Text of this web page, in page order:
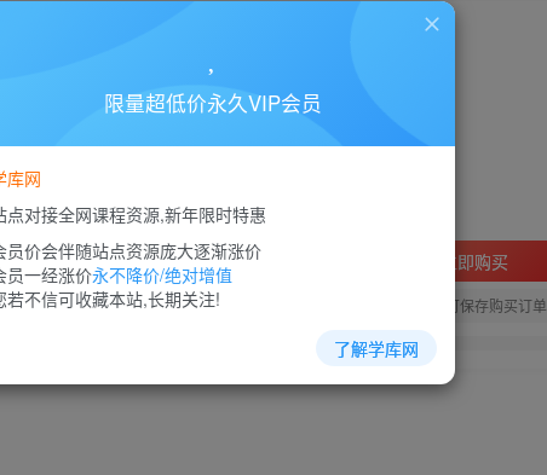
之作《站长小葫芦》全11集（售价688元）
费资源，请付费后查看
￥88
会员免费
立即购买
您当前未登录！建议登陆后购买，可保存购买订单
限量超低价永久VIP会员
库网
点对接全网课程资源,新年限时特惠
员价会伴随站点资源庞大逐渐涨价
员一经涨价永不降价/绝对增值
若不信可收藏本站,长期关注!
了解学库网